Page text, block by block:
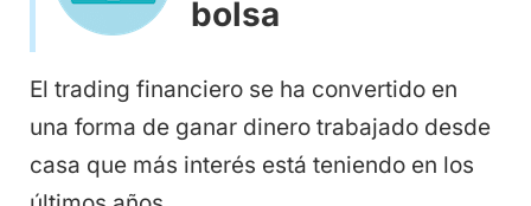
bolsa
El trading financiero se ha convertido en
una forma de ganar dinero trabajado desde
casa que más interés está teniendo en los